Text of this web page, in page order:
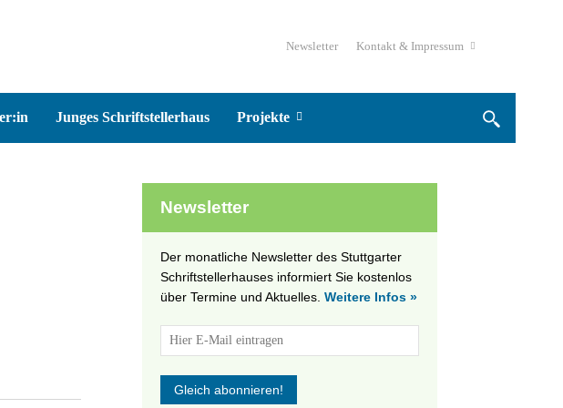
Newsletter Kontakt & Impressum
Junges Schriftstellerhaus Projekte
Newsletter
Der monatliche Newsletter des Stuttgarter
Schriftstellerhauses informiert Sie kostenlos
über Termine und Aktuelles. Weitere Infos »